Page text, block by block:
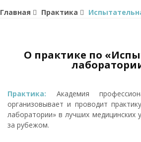
Главная Практика
О практике по
Практика: Академия
организовывает и проводит
лаборатории» в лучших медицинских
за рубежом.